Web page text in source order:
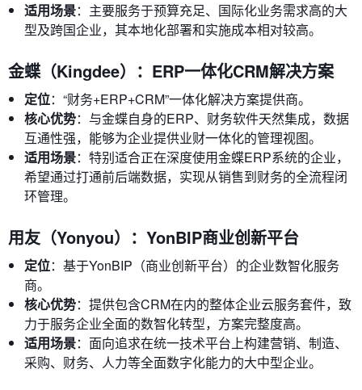
适用场景：主要服务于预算充足、国际化业务需求高的大
型及跨国企业，其本地化部署和实施成本相对较高。
金蝶（Kingdee）：ERP一体化CRM解决方案
定位：“财务+ERP+CRM”一体化解决方案提供商。
核心优势：与金蝶自身的ERP、财务软件天然集成，数据
互通性强，能够为企业提供业财一体化的管理视图。
适用场景：特别适合正在深度使用金蝶ERP系统的企业，
希望通过打通前后端数据，实现从销售到财务的全流程闭
环管理。
用友（Yonyou）：YonBIP商业创新平台
定位：基于YonBIP（商业创新平台）的企业数智化服务
商。
核心优势：提供包含CRM在内的整体企业云服务套件，致
力于服务企业全面的数智化转型，方案完整度高。
适用场景：面向追求在统一技术平台上构建营销、制造、
采购、财务、人力等全面数字化能力的大中型企业。